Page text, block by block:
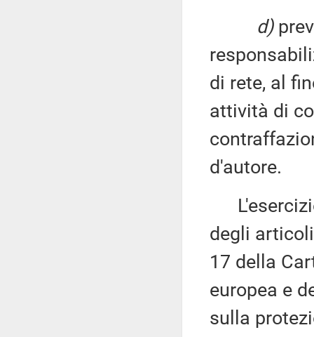
d)
di rete, al
attività di
d'autore.
degli
17 della
europea e
sulla